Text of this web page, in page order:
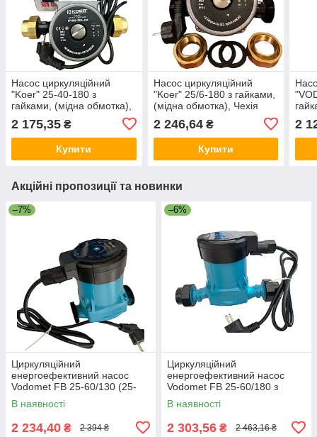
Насос циркуляційний
"Koer" 25-40-180 з
гайками, (мідна обмотка),
2 175,35 ₴
Купити
Насос циркуляційний
"Koer" 25/6-180 з гайками,
(мідна обмотка), Чехія
2 246,64₴
Купити
2
Акційні пропозиції та новинки
–7%
Циркуляційний
енергоефективний насос
Vodomet FB 25-60/130 (25-
6/130)
В наявності
2 234,40 ₴ 2 394 ₴
–6%
Циркуляційний
енергоефективний насос
Vodomet FB 25-60/180 з
гайками в комплекті
В наявності
2 303,56 ₴ 2 463,16 ₴